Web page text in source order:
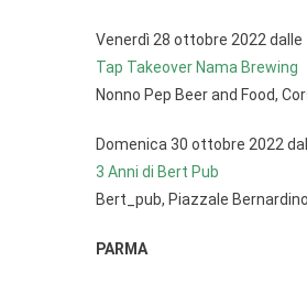
Venerdì 28 ottobre 2022 dalle
Tap Takeover Nama Brewing
Nonno Pep Beer and Food,
Domenica 30 ottobre 2022
3 Anni di Bert Pub
Bert_pub, Piazzale
PARMA